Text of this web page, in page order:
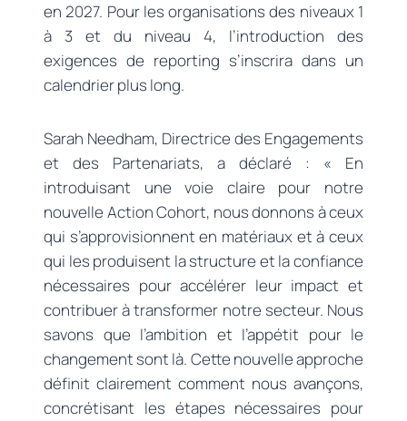
en 2027. Pour les organisations des niveaux 1
à 3 et du niveau 4, l’introduction des
exigences de reporting s’inscrira dans un
calendrier plus long.
Sarah Needham, Directrice des Engagements
et des Partenariats, a déclaré : « En
introduisant une voie claire pour notre
nouvelle Action Cohort, nous donnons à ceux
qui s’approvisionnent en matériaux et à ceux
qui les produisent la structure et la confiance
nécessaires pour accélérer leur impact et
contribuer à transformer notre secteur. Nous
savons que l’ambition et l’appétit pour le
changement sont là. Cette nouvelle approche
définit clairement comment nous avançons,
concrétisant les étapes nécessaires pour